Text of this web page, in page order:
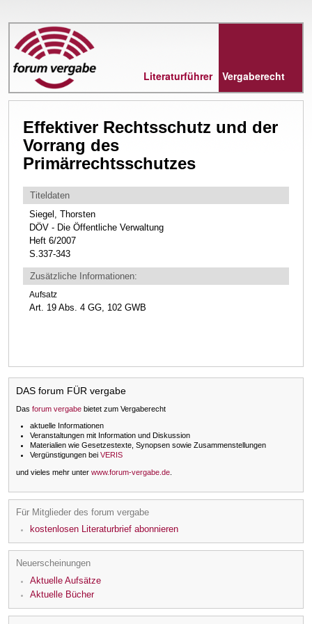
Literaturführer Vergaberecht
Effektiver Rechtsschutz und der
Vorrang des
Primärrechtsschutzes
Titeldaten
Siegel, Thorsten
DÖV - Die Öffentliche Verwaltung
Heft 6/2007
S.337-343
Zusätzliche Informationen:
Aufsatz
Art. 19 Abs. 4 GG, 102 GWB
DAS forum FÜR vergabe
Das forum vergabe bietet zum Vergaberecht
aktuelle Informationen
Veranstaltungen mit Information und Diskussion
Materialien wie Gesetzestexte, Synopsen sowie Zusammenstellungen
Vergünstigungen bei VERIS
und vieles mehr unter www.forum-vergabe.de
Für Mitglieder des forum vergabe
kostenlosen Literaturbrief abonnieren
Neuerscheinungen
Aktuelle Aufsätze
Aktuelle Bücher